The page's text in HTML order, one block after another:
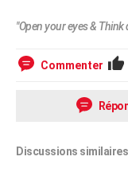
Bricolage
Lifestyle
Culture
Sport
Auto
Television
Voyage
Cinema
"Open your eyes &
Commenter
Discussions similaires